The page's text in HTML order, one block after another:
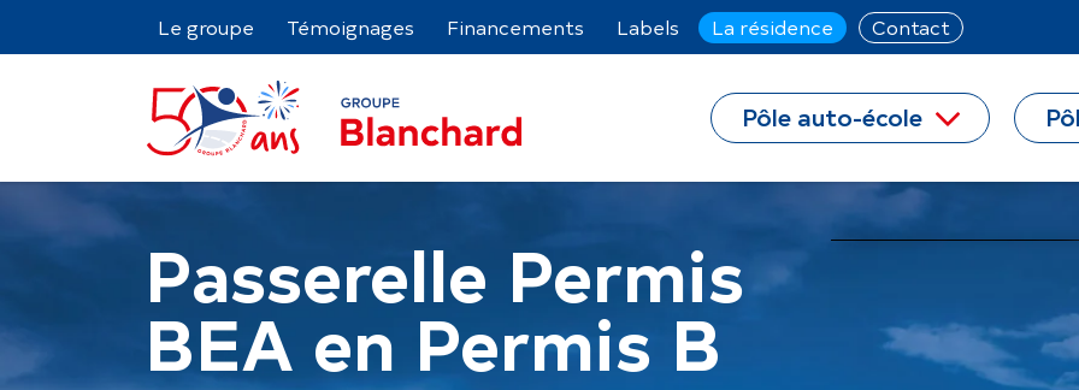
Le groupe Témoignages Financements Labels La résidence Contact
Pôle auto-école
Passerelle Permis
BEA en Permis B